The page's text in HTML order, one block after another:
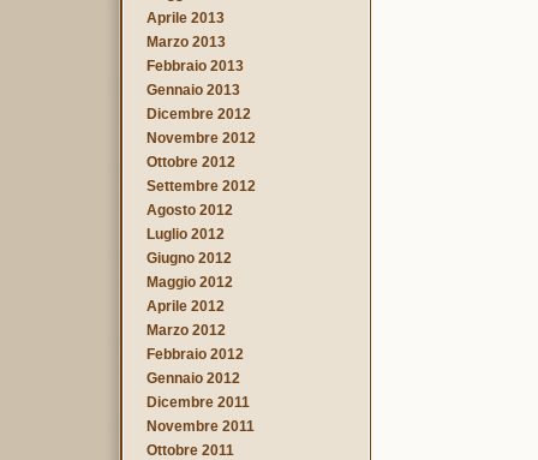
Aprile 2013
Marzo 2013
Febbraio 2013
Gennaio 2013
Dicembre 2012
Novembre 2012
Ottobre 2012
Settembre 2012
Agosto 2012
Luglio 2012
Giugno 2012
Maggio 2012
Aprile 2012
Marzo 2012
Febbraio 2012
Gennaio 2012
Dicembre 2011
Novembre 2011
Ottobre 2011